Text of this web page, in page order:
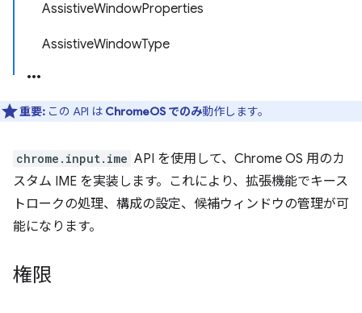
AssistiveWindowProperties
AssistiveWindowType
重要: この API は ChromeOS でのみ動作します。
chrome.input.ime API を使用して、Chrome OS 用のカ
スタム IME を実装します。これにより、拡張機能でキース
トロークの処理、構成の設定、候補ウィンドウの管理が可
能になります。
権限